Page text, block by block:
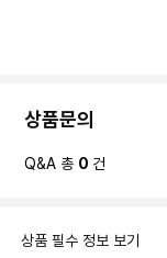
상품문의
Q&A 총 0 건
상품 필수 정보 보기